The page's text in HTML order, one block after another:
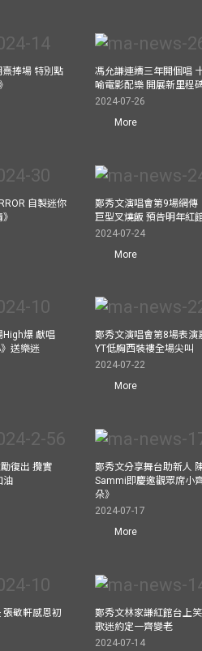
捧場 特別點
馮允謙連續三年開個唱
喻電影配樂 開展新里程
2024-07-26
More
自製迷你
鄭秀文演唱會第9場網傳
巨型叉燒飯 預告明年紅
2024-07-24
More
High爆 獻唱
送樂迷
鄭秀文演唱會第8場表
YT低胸西裝褸全場尖叫
2024-07-22
More
復出 攬實
油
鄭秀文分享舞台助新人
Sammi即慶邀觀眾席小
朵》
2024-07-17
More
敬軒感恩初
鄭秀文林家謙紅館台上
歌迷約定一齊變老
2024-07-14